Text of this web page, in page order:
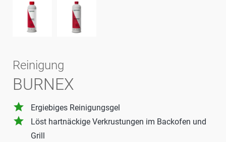
Reinigung
BURNEX
grade Ergiebiges Reinigungsgel
grade
Löst hartnäckige Verkrustungen im Backofen und
Grill